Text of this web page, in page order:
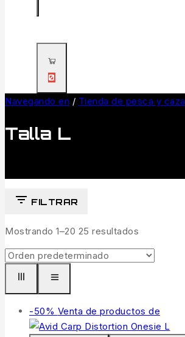
0
Navegando en / Tienda de pesca y caza
Talla L
FILTRAR
Mostrando 1–20 25 resultados
-50% Venta de productos de